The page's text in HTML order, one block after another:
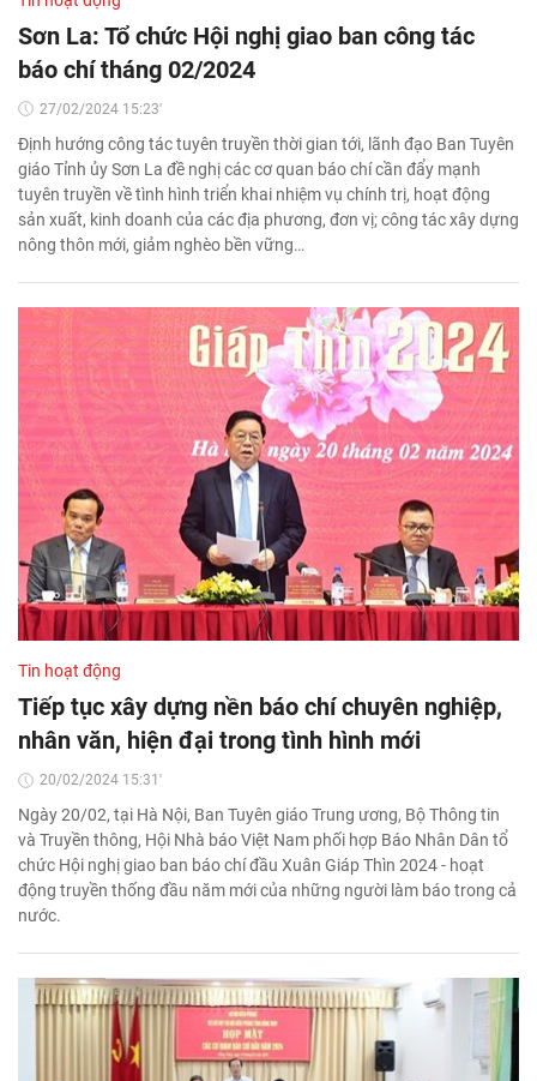
Sơn La: Tổ chức Hội nghị giao ban công tác
báo chí tháng 02/2024
27/02/2024 15:23'
Định hướng công tác tuyên truyền thời gian tới, lãnh đạo Ban Tuyên
giáo Tỉnh ủy Sơn La đề nghị các cơ quan báo chí cần đẩy mạnh
tuyên truyền về tình hình triển khai nhiệm vụ chính trị, hoạt động
sản xuất, kinh doanh của các địa phương, đơn vị; công tác xây dựng
nông thôn mới, giảm nghèo bền vững…
Tin hoạt động
Tiếp tục xây dựng nền báo chí chuyên nghiệp,
nhân văn, hiện đại trong tình hình mới
20/02/2024 15:31'
Ngày 20/02, tại Hà Nội, Ban Tuyên giáo Trung ương, Bộ Thông tin
và Truyền thông, Hội Nhà báo Việt Nam phối hợp Báo Nhân Dân tổ
chức Hội nghị giao ban báo chí đầu Xuân Giáp Thìn 2024 - hoạt
động truyền thống đầu năm mới của những người làm báo trong cả
nước.